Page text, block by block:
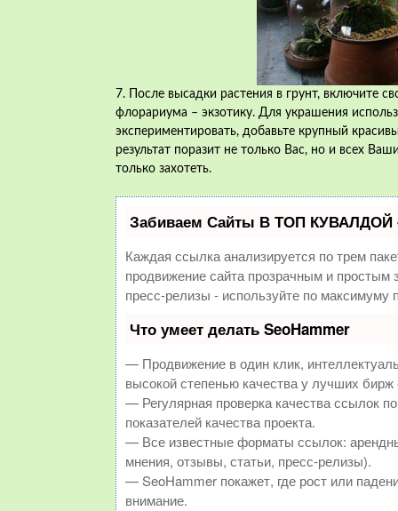
7. После высадки растения в грунт, включите
флорариума – экзотику. Для украшения
экспериментировать, добавьте крупный
результат поразит не только Вас, но и всех
только захотеть.
Забиваем Сайты В ТОП КУВАЛДОЙ
Каждая ссылка анализируется по трем
продвижение сайта прозрачным и
пресс-релизы - используйте по
Что умеет делать SeoHammer
— Продвижение в один клик,
высокой степенью качества у лучших
— Регулярная проверка качества ссылок
показателей качества проекта.
— Все известные форматы ссылок:
мнения, отзывы, статьи, пресс-релизы).
— SeoHammer покажет, где рост или
внимание.